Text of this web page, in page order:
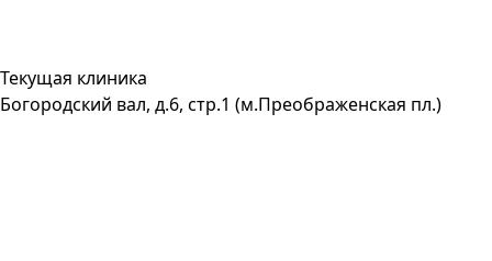
Текущая клиника
Богородский вал, д.6, стр.1 (м.Преображенская пл.)